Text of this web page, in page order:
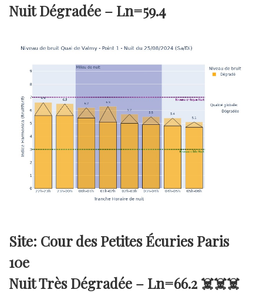
Nuit Dégradée – Ln=59.4
Site: Cour des Petites Écuries Paris
10e
Nuit Très Dégradée – Ln=66.2 ☠️☠️☠️